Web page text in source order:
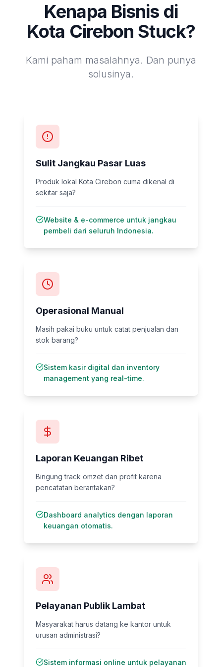
Kenapa Bisnis di
Kota Cirebon Stuck?
Kami paham masalahnya. Dan punya
solusinya.
Sulit Jangkau Pasar Luas
Produk lokal Kota Cirebon cuma dikenal di
sekitar saja?
Website & e-commerce untuk jangkau
pembeli dari seluruh Indonesia.
Operasional Manual
Masih pakai buku untuk catat penjualan dan
stok barang?
Sistem kasir digital dan inventory
management yang real-time.
Laporan Keuangan Ribet
Bingung track omzet dan profit karena
pencatatan berantakan?
Dashboard analytics dengan laporan
keuangan otomatis.
Pelayanan Publik Lambat
Masyarakat harus datang ke kantor untuk
urusan administrasi?
Sistem informasi online untuk pelayanan